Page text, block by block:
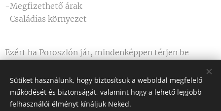
-Megfizethető árak
-Családias környezet
Ezért ha Poroszlón jár, mindenképpen térjen be
Kormorán Étterem weboldal
Sütiket használunk, hogy biztosítsuk a weboldal megfelelő
működését és biztonságát, valamint hogy a lehető legjobb
felhasználói élményt kínáljuk Neked.